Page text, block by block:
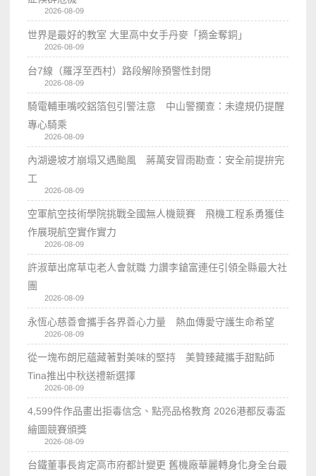
2026-08-09
世界是最好的教室 大里高中女手丹麥「摘金奪銅」
2026-08-09
台7線（羅浮至西村）路段解除預警性封閉
2026-08-09
騎電輔車嘴咬鋁箔包引警注意 中山警攔查：未違規仍提醒
專心騎乘
2026-08-09
內湖邊坡才崩塌又遇颱風 蔣萬安冒雨勘查：安全前提拚完
工
2026-08-09
空軍航空技術學院挑戰全國無人機競賽 飛機工程系勇獲佳
作展現航空實作實力
2026-08-09
許淑華出席草屯老人會就職 力讚李鎗富連任引領全縣最大社
團
2026-08-09
永恆心慈善會攜手各界善心力量 熱血傳愛守護生命希望
2026-08-09
從一塊布朗尼蘊藏著對美味的堅持 美贊臻藏攜手甜點師
Tina推出中秋送禮新選擇
2026-08-09
4,599件作品畫出拒毒信念、點亮品格教育 2026港都反毒盃
繪圖競賽頒獎
2026-08-09
台鐵董事長肯定高市府都計變更 舊機廠華麗轉身化身全台最